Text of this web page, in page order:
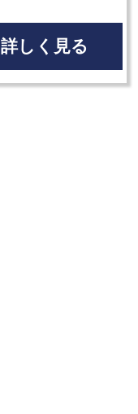
詳しく見る